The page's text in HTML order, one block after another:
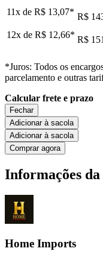
11x de R$ 13,07* R$
12x de R$ 12,66* R$
*Juros: Todos os
parcelamento e outras
Calcular frete e prazo
Fechar
Adicionar à sacola
Adicionar à sacola
Comprar agora
Informações
Home Imports